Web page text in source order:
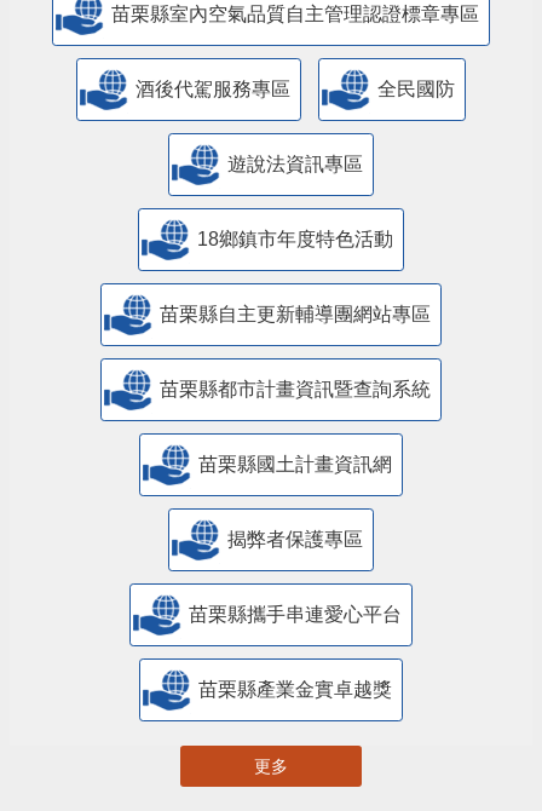
苗栗縣室內空氣品質自主管理認證標章專區
酒後代駕服務專區 全民國防
遊說法資訊專區
18鄉鎮市年度特色活動
苗栗縣自主更新輔導團網站專區
苗栗縣都市計畫資訊暨查詢系統
苗栗縣國土計畫資訊網
揭弊者保護專區
苗栗縣攜手串連愛心平台
苗栗縣產業金實卓越獎
更多